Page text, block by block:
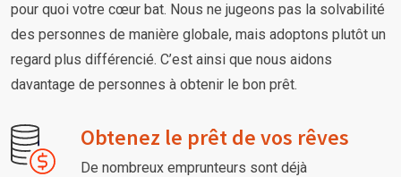
pour quoi votre cœur bat. Nous ne jugeons pas la solvabilité
des personnes de manière globale, mais adoptons plutôt un
regard plus différencié. C’est ainsi que nous aidons
davantage de personnes à obtenir le bon prêt.
Obtenez le prêt de vos rêves
De nombreux emprunteurs sont déjà